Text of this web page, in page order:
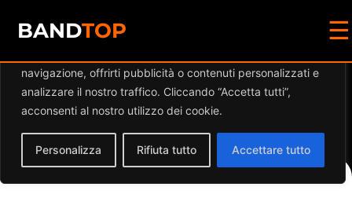
Diamo valore alla tua privacy
navigazione, offrirti pubblicità o contenuti personalizzati e
analizzare il nostro traffico. Cliccando “Accetta tutti”,
acconsenti al nostro utilizzo dei cookie.
Personalizza Rifiuta tutto Accettare tutto
BANDTOP ☰
Events by this
organizer